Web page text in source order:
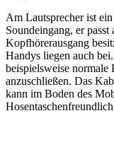
Am Lautsprecher ist
Soundeingang, er passt
Kopfhörerausgang
Handys liegen auch
beispielsweise
anzuschließen. Das
kann im Boden des